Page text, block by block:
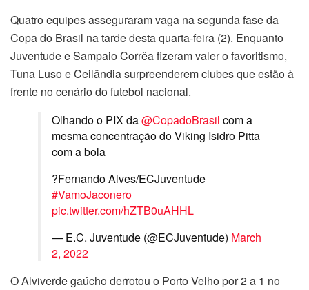
Quatro equipes asseguraram vaga na segunda fase da
Copa do Brasil na tarde desta quarta-feira (2). Enquanto
Juventude e Sampaio Corrêa fizeram valer o favoritismo,
Tuna Luso e Ceilândia surpreenderem clubes que estão à
frente no cenário do futebol nacional.
Olhando o PIX da@CopadoBrasil com a
mesma concentração do Viking Isidro Pitta
com a bola
?Fernando Alves/ECJuventude
#VamoJaconero
pic.twitter.com/hZTB0uAHHL
— E.C. Juventude (@ECJuventude) March
2, 2022
O Alviverde gaúcho derrotou o Porto Velho por 2 a 1 no